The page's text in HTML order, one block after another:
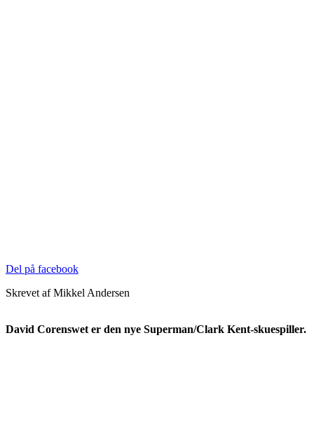
Del på facebook
Skrevet af Mikkel Andersen
David Corenswet er den nye Superman/Clark Kent-skuespiller.